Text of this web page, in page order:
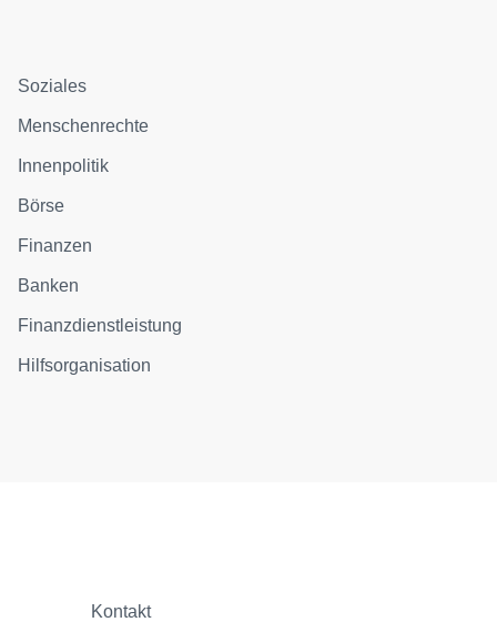
Soziales
Menschenrechte
Innenpolitik
Börse
Finanzen
Banken
Finanzdienstleistung
Hilfsorganisation
Kontakt